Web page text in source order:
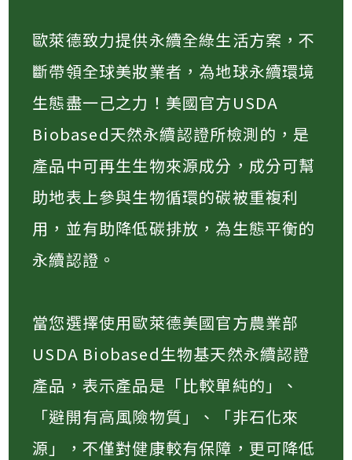
歐萊德致力提供永續全綠生活方案，不
斷帶領全球美妝業者，為地球永續環境
生態盡一己之力！美國官方USDA
Biobased天然永續認證所檢測的，是
產品中可再生生物來源成分，成分可幫
助地表上參與生物循環的碳被重複利
用，並有助降低碳排放，為生態平衡的
永續認證。
當您選擇使用歐萊德美國官方農業部
USDA Biobased生物基天然永續認證
產品，表示產品是「比較單純的」、
「避開有高風險物質」、「非石化來
源」，不僅對健康較有保障，更可降低